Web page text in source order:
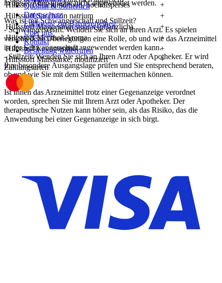
in dieser Altersgruppe nicht angewendet werden.
Was ist mit Schwangerschaft und Stillzeit?
- Schwangerschaft: Wenden Sie sich an Ihren Arzt. Es spielen
verschiedene Überlegungen eine Rolle, ob und wie das Arzneimittel
in der Schwangerschaft angewendet werden kann.
- Stillzeit: Wenden Sie sich an Ihren Arzt oder Apotheker. Er wird
Ihre besondere Ausgangslage prüfen und Sie entsprechend beraten,
ob und wie Sie mit dem Stillen weitermachen können.
Ist Ihnen das Arzneimittel trotz einer Gegenanzeige verordnet
worden, sprechen Sie mit Ihrem Arzt oder Apotheker. Der
therapeutische Nutzen kann höher sein, als das Risiko, das die
Anwendung bei einer Gegenanzeige in sich birgt.
Hilfsstoff Siliciumdioxid, hochdisperses
+
Hilfsstoff Saccharin natrium
+
Hilfsstoff Magnesium stearat (pflanzlich)
+
Hilfsstoff Menthol-Aroma
+
Hilfsstoff Levomenthol
+
Hilfsstoff Maisstärke, modifiziert
+
Qualität & Sicherheit
Datenschutz
Erklärung zur Barrierefreiheit
Über uns
Kontakt
Bestellung widerrufen
Zahlungsarten